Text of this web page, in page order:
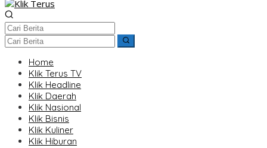
Home
Klik Terus TV
Klik Headline
Klik Daerah
Klik Nasional
Klik Bisnis
Klik Kuliner
Klik Hiburan